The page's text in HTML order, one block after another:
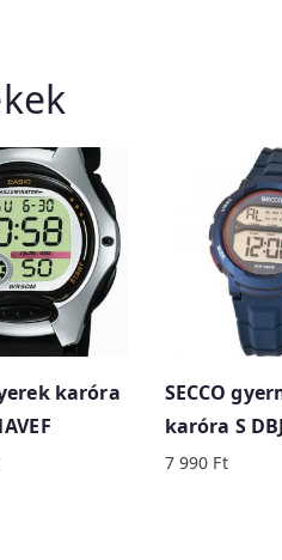
karóra
SECCO
karóra S
7 990 Ft